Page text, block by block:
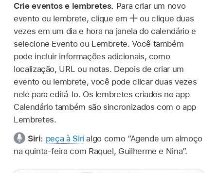
Crie eventos e lembretes. Para criar um novo
evento ou lembrete, clique em
ou clique duas
vezes em um dia e hora na janela do calendário e
selecione Evento ou Lembrete. Você também
pode incluir informações adicionais, como
localização, URL ou notas. Depois de criar um
evento ou lembrete, você pode clicar duas vezes
nele para editá-lo. Os lembretes criados no app
Calendário também são sincronizados com o app
Lembretes.
Siri: peça à Siri algo como “Agende um almoço
na quinta-feira com Raquel, Guilherme e Nina”.